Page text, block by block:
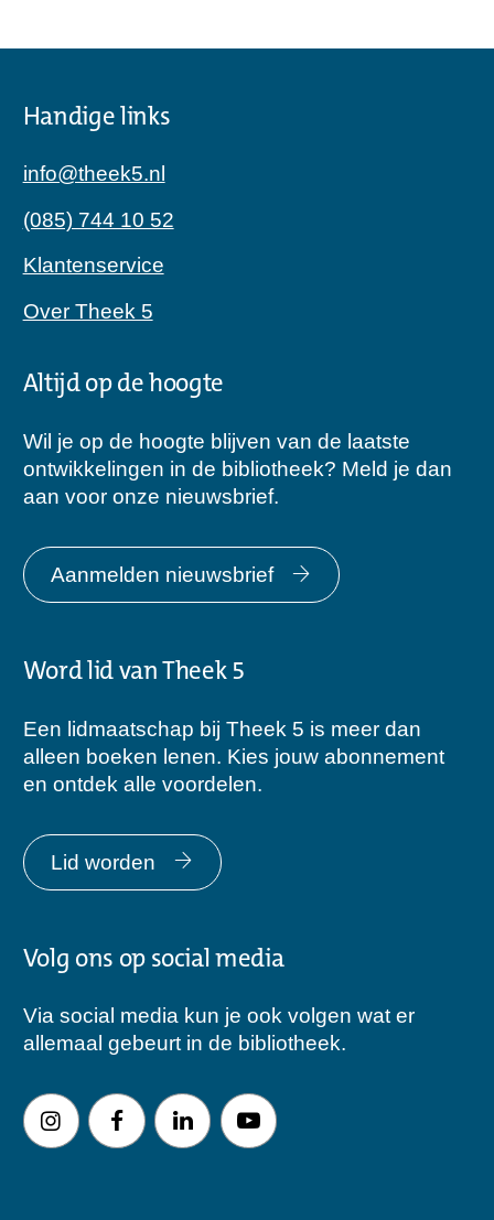
Handige links
info@theek5.nl
(085) 744 10 52
Klantenservice
Over Theek 5
Altijd op de hoogte
Wil je op de hoogte blijven van de laatste
ontwikkelingen in de bibliotheek? Meld je dan
aan voor onze nieuwsbrief.
Aanmelden nieuwsbrief
Word lid van Theek 5
Een lidmaatschap bij Theek 5 is meer dan
alleen boeken lenen. Kies jouw abonnement
en ontdek alle voordelen.
Lid worden
Volg ons op social media
Via social media kun je ook volgen wat er
allemaal gebeurt in de bibliotheek.